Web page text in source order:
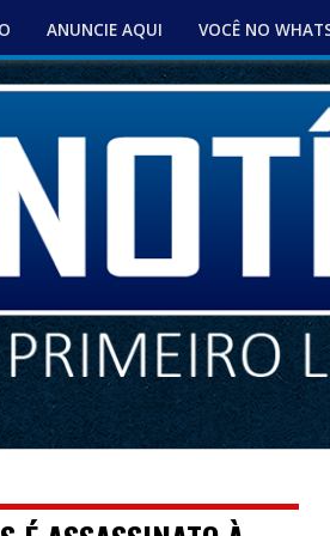
ANUNCIE AQUI VOCÊ NO